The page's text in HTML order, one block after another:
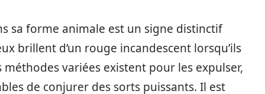
sa forme animale est un signe distinctif
brillent d’un rouge incandescent lorsqu’ils
variées existent pour les expulser,
de conjurer des sorts puissants. Il est